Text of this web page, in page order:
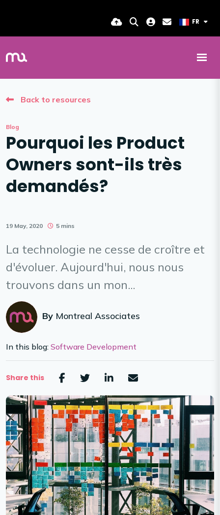
FR
Back to resources
Blog
Pourquoi les Product
Owners sont-ils très
demandés?
19 May, 2020 5 mins
La technologie ne cesse de croître et
d'évoluer. Aujourd'hui, nous nous
trouvons dans un mon...
By Montreal Associates
In this blog: Software Development
Share this